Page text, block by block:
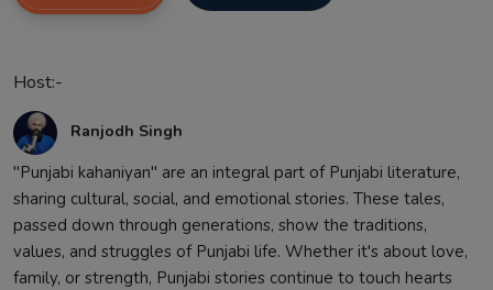
Host:-
Ranjodh Singh
"Punjabi kahaniyan" are an integral part of Punjabi literature,
sharing cultural, social, and emotional stories. These tales,
passed down through generations, show the traditions,
values, and struggles of Punjabi life. Whether it's about love,
family, or strength, Punjabi stories continue to touch hearts